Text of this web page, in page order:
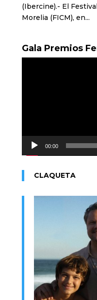
(Ibercine).- El
Morelia (FICM), en...
Gala Premios
00:00
CLAQUETA